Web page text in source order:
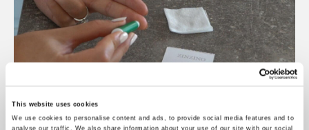
This website uses cookies
We use cookies to personalise content and ads, to provide social media features and to
analyse our traffic. We also share information about your use of our site with our social